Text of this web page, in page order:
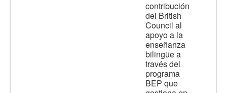
contribución
del British
Council al
apoyo a la
enseñanza
bilingüe a
través del
programa
BEP que